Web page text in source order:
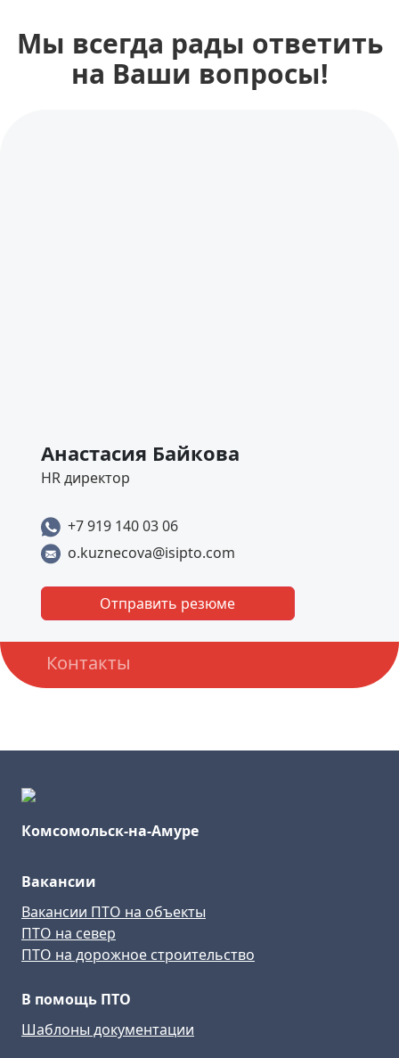
Мы всегда рады ответить
на Ваши вопросы!
Анастасия Байкова
HR директор
+7 919 140 03 06
o.kuznecova@isipto.com
Отправить резюме
Контакты
Комсомольск-на-Амуре
Вакансии
Вакансии ПТО на объекты
ПТО на север
ПТО на дорожное строительство
В помощь ПТО
Шаблоны документации